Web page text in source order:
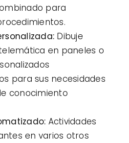
para
Dibuje
en paneles o
para sus necesidades
conocimiento
Actividades
en varios otros